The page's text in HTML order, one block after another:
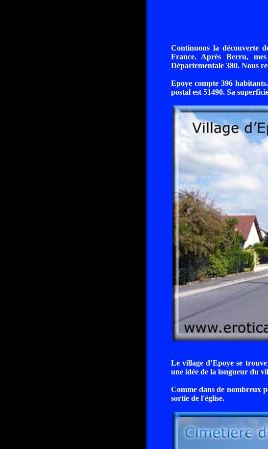
Continuons la découverte
France. Après Berru,
Départementale 380. Nous
Epoye compte 396
postal est 51490. Sa
Le village d’Epoye se
une idée de la longueur du
Comme dans de nombreux
sortie de l'église.